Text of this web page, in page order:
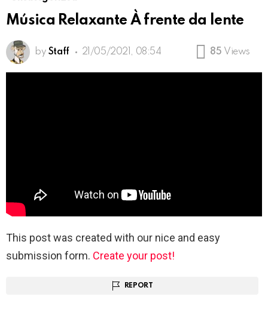
Música Relaxante À frente da lente
by Staff 21/05/2021, 08:54 85 Views
This post was created with our nice and easy
submission form. Create your post!
REPORT